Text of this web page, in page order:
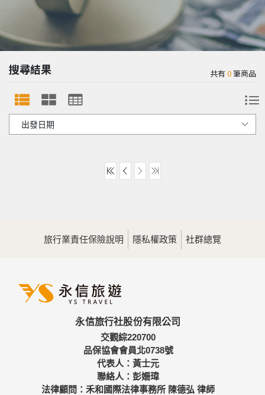
搜尋結果 共有0筆商品
旅行業責任保險說明 隱私權政策 社群總覽
永信旅行社股份有限公司
交觀綜220700
品保協會會員北0738號
代表人：黃士元
聯絡人：彭姍瑋
法律顧問：禾和國際法律事務所 陳德弘 律師